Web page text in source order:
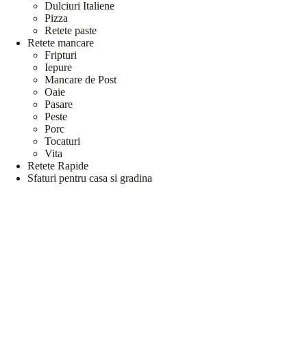
Dulciuri Italiene
Pizza
Retete paste
Retete mancare
Fripturi
Iepure
Mancare de Post
Oaie
Pasare
Peste
Porc
Tocaturi
Vita
Retete Rapide
Sfaturi pentru casa si gradina